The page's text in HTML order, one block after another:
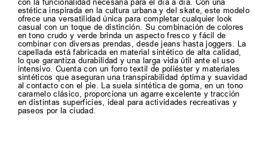
estética inspirada en la cultura urbana y del skate, este modelo
ofrece una versatilidad única para completar cualquier look
casual con un toque de distinción. Su combinación de colores
en tono crudo y verde brinda un aspecto fresco y fácil de
combinar con diversas prendas, desde jeans hasta joggers. La
capellada está fabricada en material sintético de alta calidad,
lo que garantiza durabilidad y una larga vida útil ante el uso
intensivo. Cuenta con un forro textil de poliéster y materiales
sintéticos que aseguran una transpirabilidad óptima y suavidad
al contacto con el pie. La suela sintética de goma, en un tono
caramelo clásico, proporciona un agarre excelente y tracción
en distintas superficies, ideal para actividades recreativas y
paseos por la ciudad.